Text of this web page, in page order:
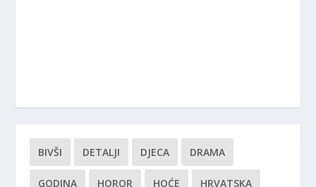
BIVŠI DETALJI DJECA DRAMA
GODINA HOROR HOĆE HRVATSKA